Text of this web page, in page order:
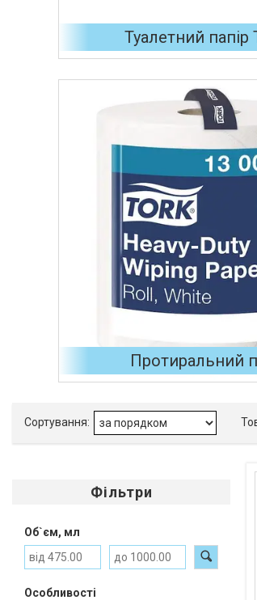
Туалетний папір
Протиральний
Фільтри
Об`єм, мл
Особливості